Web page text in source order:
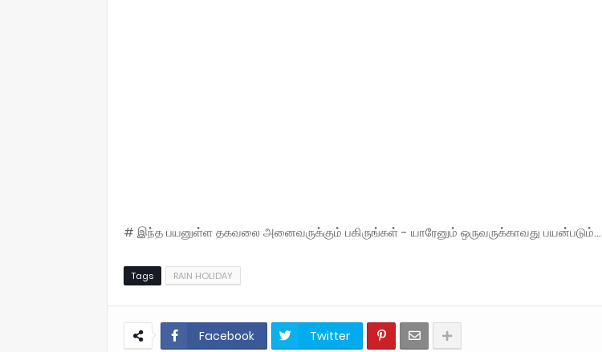
# இந்த பயனுள்ள தகவலை அனைவருக்கும் பகிருங்கள் - யாரேனும் ஒருவருக்காவது பயன்படும்...
Tags RAIN HOLIDAY
Facebook Twitter